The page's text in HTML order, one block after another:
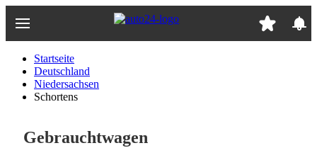
Hauptinhalt
Startseite
Deutschland
Niedersachsen
Schortens
Gebrauchtwagen